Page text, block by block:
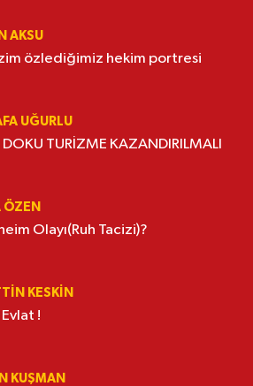
AKSU
özlediğimiz hekim portresi
UĞURLU
DOKU TURİZME KAZANDIRILMALI
ÖZEN
Olayı(Ruh Tacizi)?
KESKİN
Evlat !
KUŞMAN